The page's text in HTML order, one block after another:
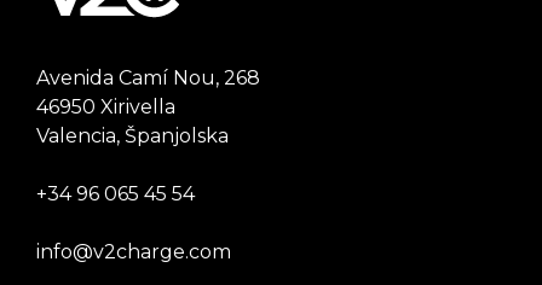
Avenida Camí Nou, 268
46950 Xirivella
Valencia, Španjolska
+34 96 065 45 54
info@v2charge.com